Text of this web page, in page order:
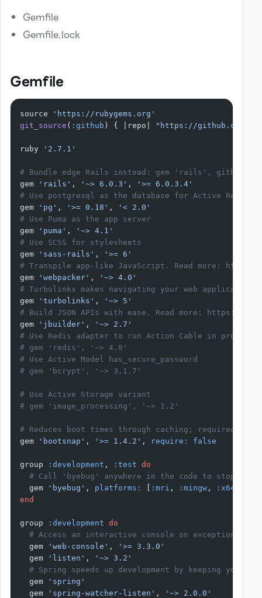
Gemfile
Gemfile.lock
Gemfile
source
'https://rubygems.org'
git_source ( :github ) { |repo| "https://github.com/
ruby '2.7.1'
# Bundle edge Rails instead: gem 'rails',
gem
'rails' , '~> 6.0.3' ,
'>= 6.0.3.4'
# Use postgresql as the database for Active Record
gem
'pg' , '>= 0.18' ,
'< 2.0'
# Use Puma as the app server
gem
'puma' ,
'~> 4.1'
# Use SCSS for stylesheets
gem
'sass-rails' ,
'>= 6'
# Transpile app-like JavaScript. Read more:
gem
'webpacker' ,
'~> 4.0'
# Turbolinks makes navigating your web
gem
'turbolinks' ,
'~> 5'
# Build JSON APIs with ease. Read more: https://
gem
'jbuilder' ,
'~> 2.7'
# Use Redis adapter to run Action Cable in
# gem 'redis', '~> 4.0'
# Use Active Model has_secure_password
# gem 'bcrypt', '~> 3.1.7'
# Use Active Storage variant
# gem 'image_processing', '~> 1.2'
# Reduces boot times through caching; required in
gem
'bootsnap' , '>= 1.4.2' , require: false
group :development , :test do
# Call 'byebug' anywhere in the code to stop
  gem
'byebug' , platforms: :mri , :mingw ,
end
group :development do
# Access an interactive console on exception
  gem
'web-console' ,
'>= 3.3.0'
  gem
'listen' ,
'~> 3.2'
# Spring speeds up development by keeping your
  gem
'spring'
  gem
'spring-watcher-listen' ,
'~> 2.0.0'